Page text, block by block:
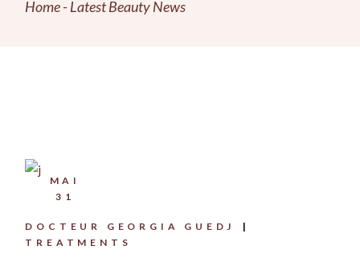
Home Latest Beauty News
MAI
31
DOCTEUR GEORGIA GUEDJ
TREATMENTS